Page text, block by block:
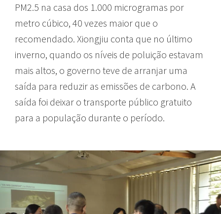
PM2.5 na casa dos 1.000 microgramas por
metro cúbico, 40 vezes maior que o
recomendado. Xiongjiu conta que no último
inverno, quando os níveis de poluição estavam
mais altos, o governo teve de arranjar uma
saída para reduzir as emissões de carbono. A
saída foi deixar o transporte público gratuito
para a população durante o período.